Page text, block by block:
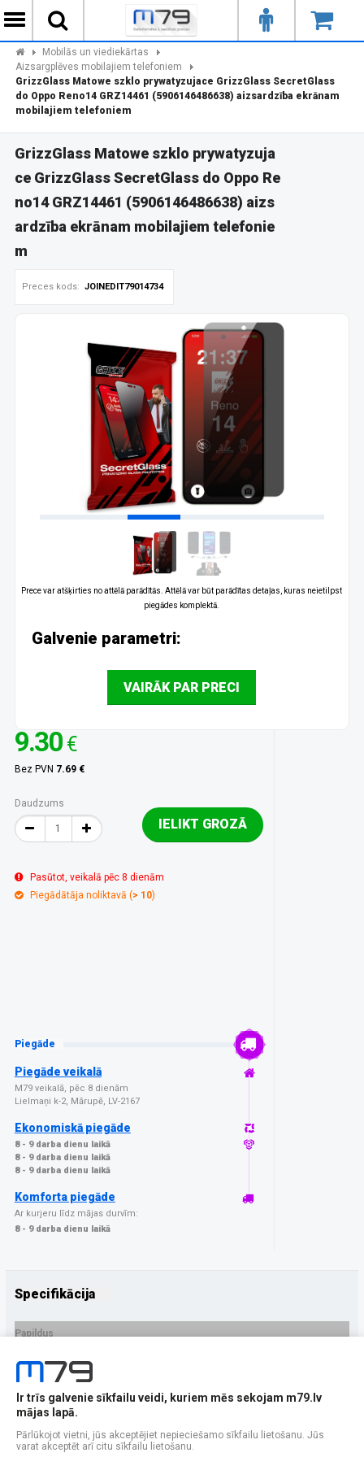
Mobilās un viediekārtas
Aizsargplēves mobilajiem telefoniem
GrizzGlass Matowe szklo prywatyzujace GrizzGlass SecretGlass
do Oppo Reno14 GRZ14461 (5906146486638) aizsardzība ekrānam
mobilajiem telefoniem
GrizzGlass Matowe szklo prywatyzuja
ce GrizzGlass SecretGlass do Oppo Re
no14 GRZ14461 (5906146486638) aizs
ardzība ekrānam mobilajiem telefonie
m
Preces kods: JOINEDIT79014734
Prece var atšķirties no attēlā parādītās. Attēlā var būt parādītas detaļas, kuras neietilpst
piegādes komplektā.
Galvenie parametri:
VAIRĀK PAR PRECI
9.30 €
Bez PVN 7.69 €
Daudzums
IELIKT GROZĀ
Pasūtot, veikalā pēc 8 dienām
Piegādātāja noliktavā (> 10)
Piegāde
Piegāde veikalā
M79 veikalā, pēc 8 dienām
Lielmaņi k-2, Mārupē, LV-2167
Ekonomiskā piegāde
8 - 9 darba dienu laikā
8 - 9 darba dienu laikā
8 - 9 darba dienu laikā
Komforta piegāde
Ar kurjeru līdz mājas durvīm:
8 - 9 darba dienu laikā
Specifikācija
Papildus
Ražotājs
PRECES APRAKSTS
EAN - 5906146486638
Ir trīs galvenie sīkfailu veidi, kuriem mēs sekojam m79.lv
mājas lapā.
Pārlūkojot vietni, jūs akceptējiet nepieciešamo sīkfailu lietošanu. Jūs
varat akceptēt arī citu sīkfailu lietošanu.